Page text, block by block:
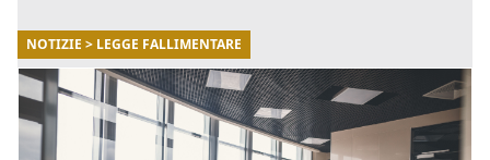
NOTIZIE > LEGGE FALLIMENTARE
30/03/2023
Società di fatto: cosa succede in caso di crisi
d’impresa